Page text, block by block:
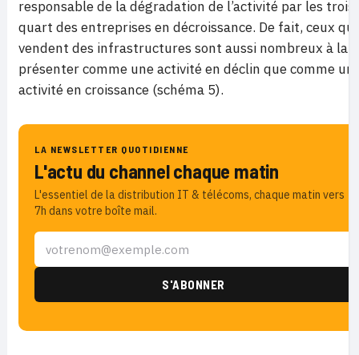
responsable de la dégradation de l’activité par les trois
quart des entreprises en décroissance. De fait, ceux qui
vendent des infrastructures sont aussi nombreux à la
présenter comme une activité en déclin que comme
activité en croissance (schéma 5).
LA NEWSLETTER QUOTIDIENNE
L'actu du channel chaque matin
L'essentiel de la distribution IT & télécoms, chaque matin vers
7h dans votre boîte mail.